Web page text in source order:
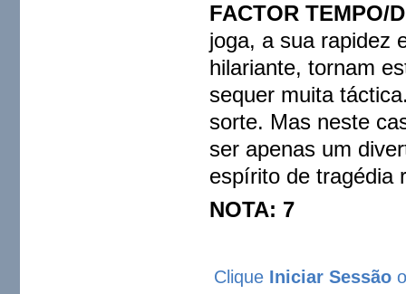
FACTOR TEMPO/
joga, a sua rapidez
hilariante, tornam
sequer muita
sorte. Mas neste
ser apenas um
espírito de tragédia
NOTA: 7
Clique Iniciar Sessão